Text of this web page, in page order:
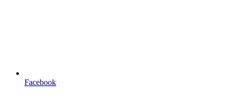
Facebook